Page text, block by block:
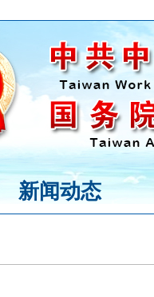
新闻动态